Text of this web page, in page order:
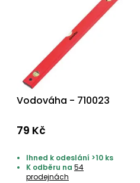
Vodováha - 710023
79 Kč
Ihned k odeslání >10 ks
K odběru na 54
prodejnách